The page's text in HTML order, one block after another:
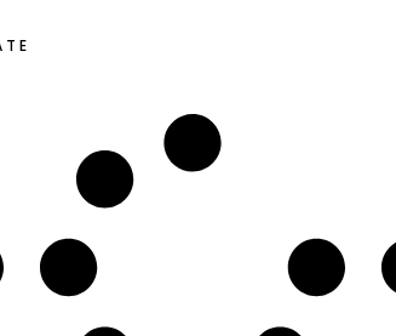
RECENTE